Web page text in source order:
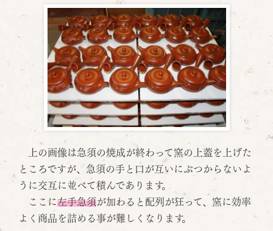
上の画像は急須の焼成が終わって窯の上蓋を上げた
ところですが、急須の手と口が互いにぶつからないよ
うに交互に並べて積んであります。
ここに左手急須が加わると配列が狂って、窯に効率
よく商品を詰める事が難しくなります。